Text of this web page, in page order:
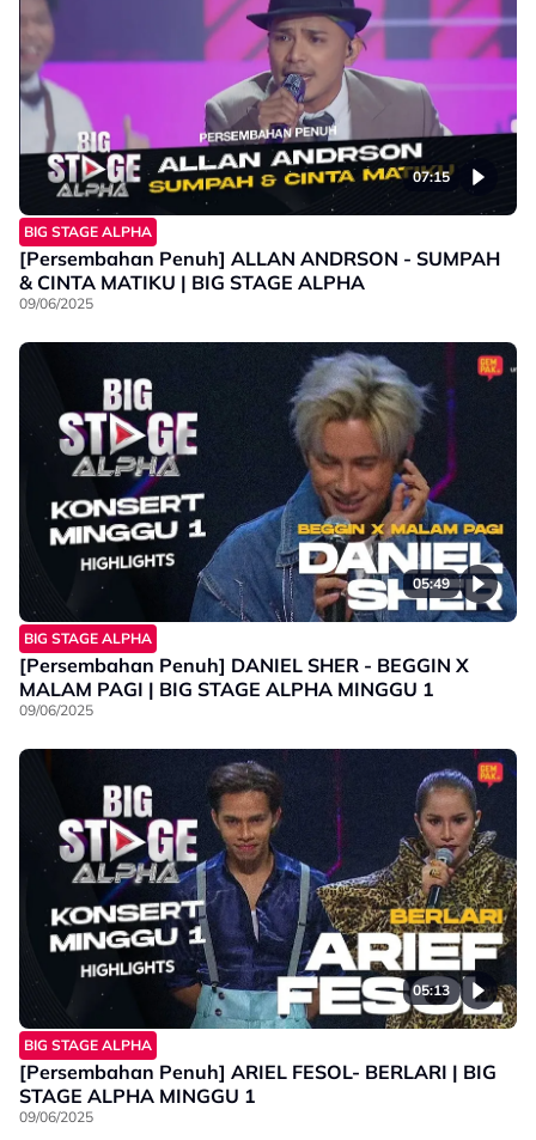
07:15
BIG STAGE ALPHA
[Persembahan Penuh] ALLAN ANDRSON - SUMPAH
& CINTA MATIKU | BIG STAGE ALPHA
09/06/2025
05:49
BIG STAGE ALPHA
[Persembahan Penuh] DANIEL SHER - BEGGIN X
MALAM PAGI | BIG STAGE ALPHA MINGGU 1
09/06/2025
05:13
BIG STAGE ALPHA
[Persembahan Penuh] ARIEL FESOL- BERLARI | BIG
STAGE ALPHA MINGGU 1
09/06/2025